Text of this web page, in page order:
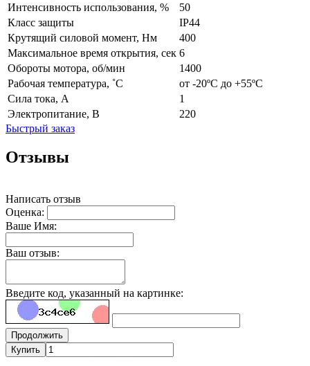
Интенсивность использования, %
50
Класс защиты
IP44
Крутящий силовой момент, Нм
400
Максимальное время открытия, сек 6
Обороты мотора, об/мин
1400
Рабочая температура, ˚С
от -20ºС до +55ºС
Сила тока, А
1
Электропитание, В
220
Быстрый заказ
Отзывы
Написать отзыв
Оценка:
Ваше Имя:
Ваш отзыв:
Введите код, указанный на картинке:
Продолжить
Купить